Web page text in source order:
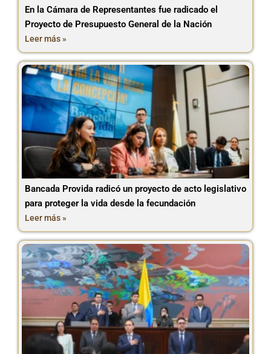
En la Cámara de Representantes fue radicado el
Proyecto de Presupuesto General de la Nación
Leer más »
Bancada Provida radicó un proyecto de acto legislativo
para proteger la vida desde la fecundación
Leer más »